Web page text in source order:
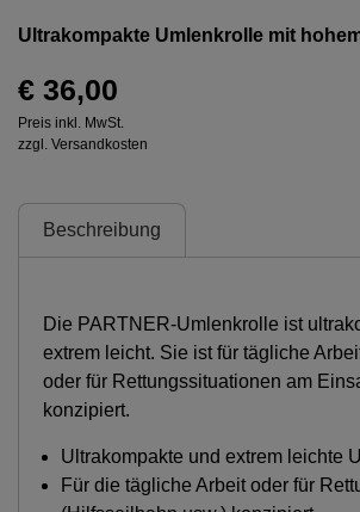
Ultrakompakte Umlenkrolle mit
€ 36,00
Preis inkl. MwSt.
zzgl. Versandkosten
Beschreibung
Die PARTNER-Umlenkrolle ist
extrem leicht. Sie ist für tägliche
oder für Rettungssituationen am
konzipiert.
Ultrakompakte und extrem leichte
Für die tägliche Arbeit oder für